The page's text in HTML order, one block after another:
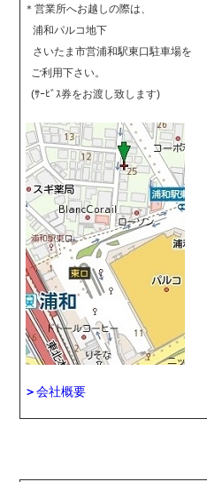
＊営業所へお越しの際は、
浦和パルコ地下
さいたま市営浦和駅東口駐車場を
ご利用下さい。
(ｻｰﾋﾞｽ券をお渡し致します)
＞会社概要